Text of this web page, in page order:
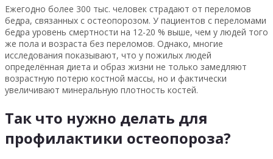
Ежегодно более 300 тыс. человек страдают от переломов
бедра, связанных с остеопорозом. У пациентов с переломами
бедра уровень смертности на 12-20 % выше, чем у людей того
же пола и возраста без переломов. Однако, многие
исследования показывают, что у пожилых людей
определённая диета и образ жизни не только замедляют
возрастную потерю костной массы, но и фактически
увеличивают минеральную плотность костей.
Так что нужно делать для
профилактики остеопороза?